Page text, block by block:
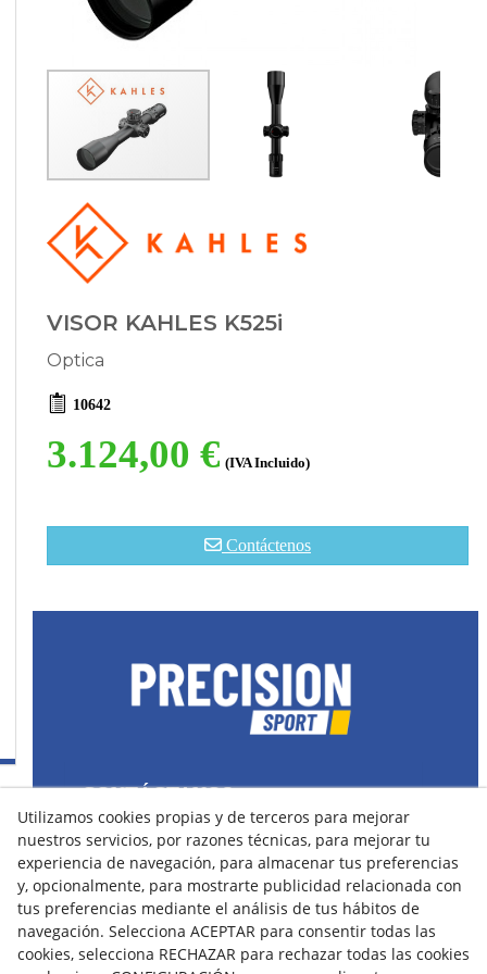
VISOR KAHLES K525i
Optica
10642
3.124,00 € (IVA Incluido)
Contáctenos
CONTÁCTANOS
43400 Montblanc (Tarragona) España
spain@precisionsport.eu
Utilizamos cookies propias y de terceros para mejorar
nuestros servicios, por razones técnicas, para mejorar tu
experiencia de navegación, para almacenar tus preferencias
y, opcionalmente, para mostrarte publicidad relacionada con
tus preferencias mediante el análisis de tus hábitos de
navegación. Selecciona ACEPTAR para consentir todas las
cookies, selecciona RECHAZAR para rechazar todas las cookies